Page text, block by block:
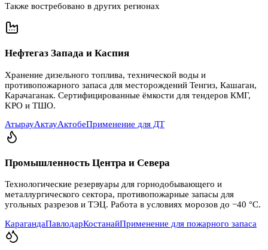
Также востребовано в других регионах
Нефтегаз Запада и Каспия
Хранение дизельного топлива, технической воды и
противопожарного запаса для месторождений Тенгиз, Кашаган,
Карачаганак. Сертифицированные ёмкости для тендеров КМГ,
KPO и ТШО.
АтырауАктауАктобеПрименение для ДТ
Промышленность Центра и Севера
Технологические резервуары для горнодобывающего и
металлургического сектора, противопожарные запасы для
угольных разрезов и ТЭЦ. Работа в условиях морозов до −40 °C.
КарагандаПавлодарКостанайПрименение для пожарного запаса